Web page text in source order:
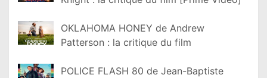
OKLAHOMA HONEY de Andrew
Patterson : la critique du film
POLICE FLASH 80 de Jean-Baptiste